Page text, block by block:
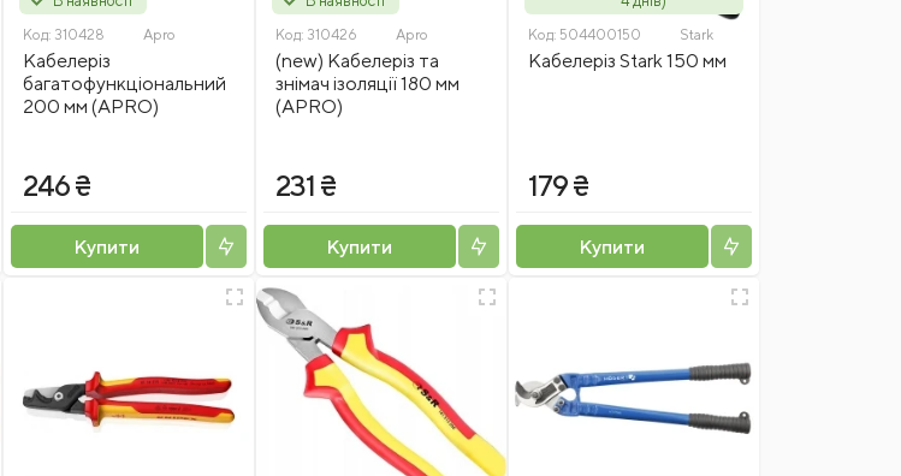
Код: 310428 Apro
Кабелеріз
багатофункціональний
200 мм (APRO)
246 ₴
Купити
Код: 310426 Apro
(new) Кабелеріз та
знімач ізоляції 180 мм
(APRO)
231 ₴
Купити
Код: 504400150 Stark
Кабелеріз Stark 150 мм
179 ₴
Купити